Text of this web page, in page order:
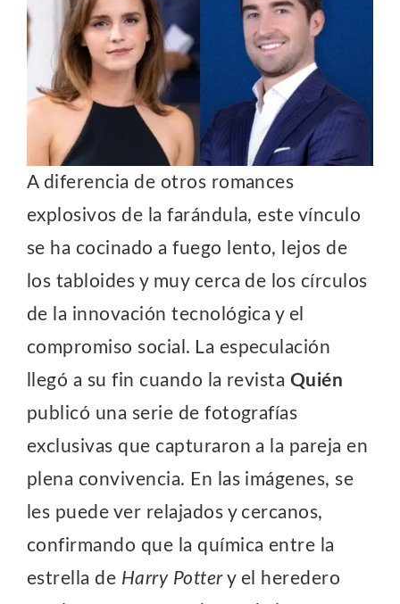
A diferencia de otros romances
explosivos de la farándula, este vínculo
se ha cocinado a fuego lento, lejos de
los tabloides y muy cerca de los círculos
de la innovación tecnológica y el
compromiso social. La especulación
llegó a su fin cuando la revista Quién
publicó una serie de fotografías
exclusivas que capturaron a la pareja en
plena convivencia. En las imágenes, se
les puede ver relajados y cercanos,
confirmando que la química entre la
estrella de Harry Pottery el heredero